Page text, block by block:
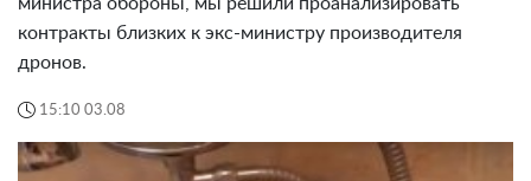
министра обороны, мы решили проанализировать
контракты близких к экс-министру производителя
дронов.
15:10 03.08